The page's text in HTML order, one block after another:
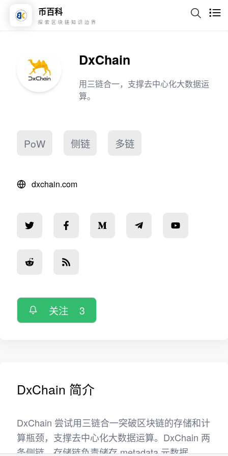
币百科
探索区块链知识边界
DxChain
用三链合一，支撑去中心化大数据运
算。
PoW 侧链 多链
dxchain.com
关注 3
DxChain 简介
DxChain 尝试用三链合一突破区块链的存储和计
算瓶颈，支撑去中心化大数据运算。DxChain 两
条侧链。存储链负责储存 metadata 元数据，